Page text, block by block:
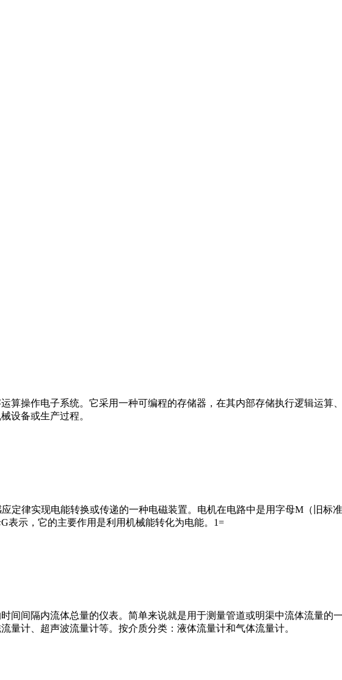
算操作电子系统。它采用一种可编程的存储器，在其内部存储执行逻辑运算
设备或生产过程。
应定律实现电能转换或传递的一种电磁装置。电机在电路中是用字母M（旧标
表示，它的主要作用是利用机械能转化为电能。1=
间间隔内流体总量的仪表。简单来说就是用于测量管道或明渠中流体流量的
量计、超声波流量计等。按介质分类：液体流量计和气体流量计。